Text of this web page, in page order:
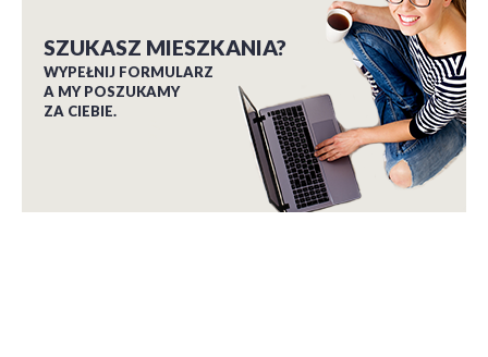
SZUKASZ MIESZKANIA?
WYPEŁNIJ FORMULARZ
A MY POSZUKAMY
ZA CIEBIE.